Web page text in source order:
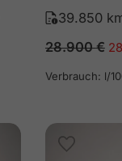
39.850
28.900€
Verbrauch: l/